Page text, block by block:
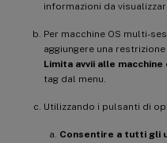
informazioni da
Per macchine OS multi-
aggiungere una
Limita avvii alle
tag dal menu.
Utilizzando i pulsanti di
Consentire a tutti gli